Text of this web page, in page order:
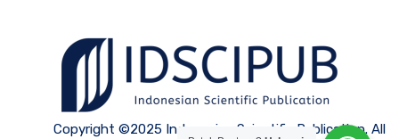
Copyright ©2025 Indonesian Scientific Publication. All